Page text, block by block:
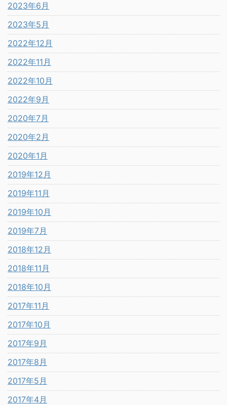
2023年6月
2023年5月
2022年12月
2022年11月
2022年10月
2022年9月
2020年7月
2020年2月
2020年1月
2019年12月
2019年11月
2019年10月
2019年7月
2018年12月
2018年11月
2018年10月
2017年11月
2017年10月
2017年9月
2017年8月
2017年5月
2017年4月